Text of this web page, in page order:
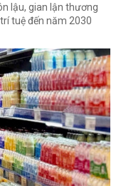
lậu, gian lận thương
tuệ đến năm 2030